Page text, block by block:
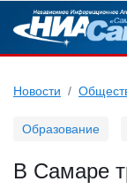
Новости
Образование
В Самаре